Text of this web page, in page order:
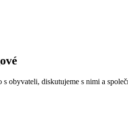
obyvateli, diskutujeme s nimi a